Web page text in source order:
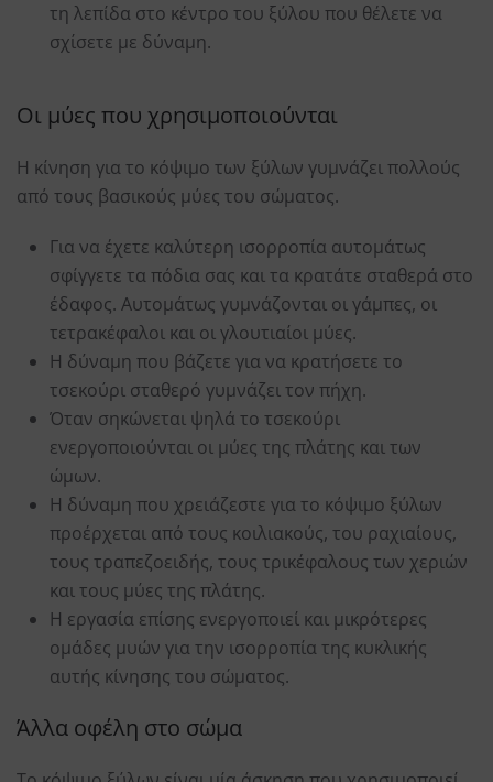
τη λεπίδα στο κέντρο του ξύλου που θέλετε να
σχίσετε με δύναμη.
Οι μύες που χρησιμοποιούνται
Η κίνηση για το κόψιμο των ξύλων γυμνάζει πολλούς
από τους βασικούς μύες του σώματος.
Για να έχετε καλύτερη ισορροπία αυτομάτως
σφίγγετε τα πόδια σας και τα κρατάτε σταθερά στο
έδαφος. Αυτομάτως γυμνάζονται οι γάμπες, οι
τετρακέφαλοι και οι γλουτιαίοι μύες.
Η δύναμη που βάζετε για να κρατήσετε το
τσεκούρι σταθερό γυμνάζει τον πήχη.
Όταν σηκώνεται ψηλά το τσεκούρι
ενεργοποιούνται οι μύες της πλάτης και των
ώμων.
Η δύναμη που χρειάζεστε για το κόψιμο ξύλων
προέρχεται από τους κοιλιακούς, του ραχιαίους,
τους τραπεζοειδής, τους τρικέφαλους των χεριών
και τους μύες της πλάτης.
Η εργασία επίσης ενεργοποιεί και μικρότερες
ομάδες μυών για την ισορροπία της κυκλικής
αυτής κίνησης του σώματος.
Άλλα οφέλη στο σώμα